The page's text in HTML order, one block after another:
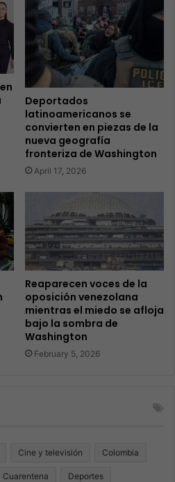
Deportados
latinoamericanos se
convierten en piezas de la
nueva geografía
fronteriza de Washington
April 17, 2026
Reaparecen voces de la
oposición venezolana
mientras el miedo se afloja
bajo la sombra de
Washington
February 5, 2026
Cine y televisión Colombia
Cuarentena Deportes